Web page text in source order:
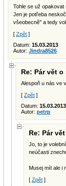
Tohle se už
Jen je potřeba
všeobecně" a tedy
[ Zpět ]
Datum: 15.03.2013
Autor: Jindra8526
Re: Pár vět
Alespoň u nás ve
[ Zpět ]
Datum: 15.03.2013
Autor: petrp
Re: Pár
Jo, to je
neúčasti
Musej mít ale i
[ Zpět ]